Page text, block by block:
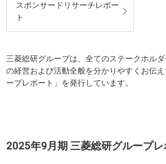
スポンサードリサーチレポー
ト
三菱総研グループは、全てのステークホル
の経営および活動全般を分かりやすくお伝
ープレポート」を発行しています。
2025年9月期 三菱総研グループレ